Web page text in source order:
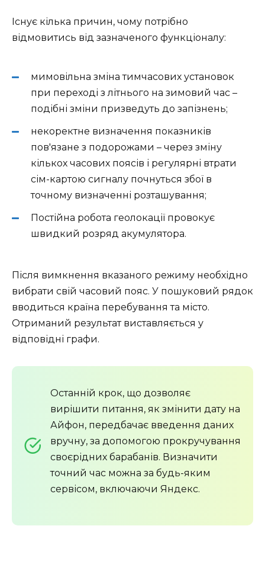
Існує кілька причин, чому потрібно
відмовитись від зазначеного функціоналу:
мимовільна зміна тимчасових установок
при переході з літнього на зимовий час –
подібні зміни призведуть до запізнень;
некоректне визначення показників
пов'язане з подорожами – через зміну
кількох часових поясів і регулярні втрати
сім-картою сигналу почнуться збої в
точному визначенні розташування;
Постійна робота геолокації провокує
швидкий розряд акумулятора.
Після вимкнення вказаного режиму необхідно
вибрати свій часовий пояс. У пошуковий рядок
вводиться країна перебування та місто.
Отриманий результат виставляється у
відповідні графи.
Останній крок, що дозволяє
вирішити питання, як змінити дату на
Айфон, передбачає введення даних
вручну, за допомогою прокручування
своєрідних барабанів. Визначити
точний час можна за будь-яким
сервісом, включаючи Яндекс.